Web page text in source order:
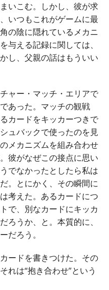
いこむ。しかし、彼が求
いつもこれがゲームに最
の陰に隠れているメカニ
与える記録に関しては、
し、父親の話はもういい
ャー・マッチ・エリアで
あった。マッチの観戦
カードをキッカーつきで
ュバックで使ったのを見
メカニズムを組み合わせ
彼がなぜこの接点に思い
でなかったとしたら私は
。とにかく、その瞬間に
考えた。あるカードにつ
で、別なカードにキッカ
ろうか、と。本質的に、
だろう。
ードを書きつけた。その
は“抱き合わせ”という